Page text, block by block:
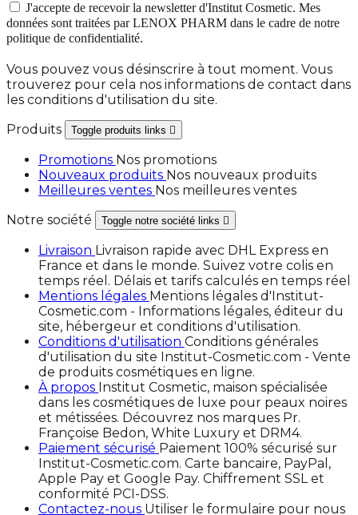
J'accepte de recevoir la newsletter d'Institut Cosmetic. Mes
données sont traitées par LENOX PHARM dans le cadre de notre
politique de confidentialité.
Vous pouvez vous désinscrire à tout moment. Vous
trouverez pour cela nos informations de contact dans
les conditions d'utilisation du site.
Produits
Toggle produits links 
Promotions Nos promotions
Nouveaux produits Nos nouveaux produits
Meilleures ventes Nos meilleures ventes
Notre société
Toggle notre société links 
Livraison Livraison rapide avec DHL Express en
France et dans le monde. Suivez votre colis en
temps réel. Délais et tarifs calculés en temps réel
Mentions légales Mentions légales d'Institut-
Cosmetic.com - Informations légales, éditeur du
site, hébergeur et conditions d'utilisation.
Conditions d'utilisation Conditions générales
d'utilisation du site Institut-Cosmetic.com - Vente
de produits cosmétiques en ligne.
À propos Institut Cosmetic, maison spécialisée
dans les cosmétiques de luxe pour peaux noires
et métissées. Découvrez nos marques Pr.
Françoise Bedon, White Luxury et DRM4.
Paiement sécurisé Paiement 100% sécurisé sur
Institut-Cosmetic.com. Carte bancaire, PayPal,
Apple Pay et Google Pay. Chiffrement SSL et
conformité PCI-DSS.
Contactez-nous Utiliser le formulaire pour nous